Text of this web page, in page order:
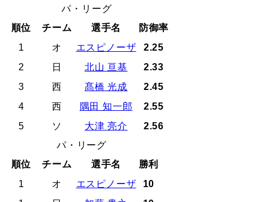
パ・リーグ
順位
チーム 選手名
防御率
1
オ エスピノーザ
2.25
2
日 北山 亘基
2.33
3
西 髙橋 光成
2.45
4
西 隅田 知一郎
2.55
5
ソ 大津 亮介
2.56
パ・リーグ
順位
チーム 選手名
勝利
1
オ エスピノーザ
10